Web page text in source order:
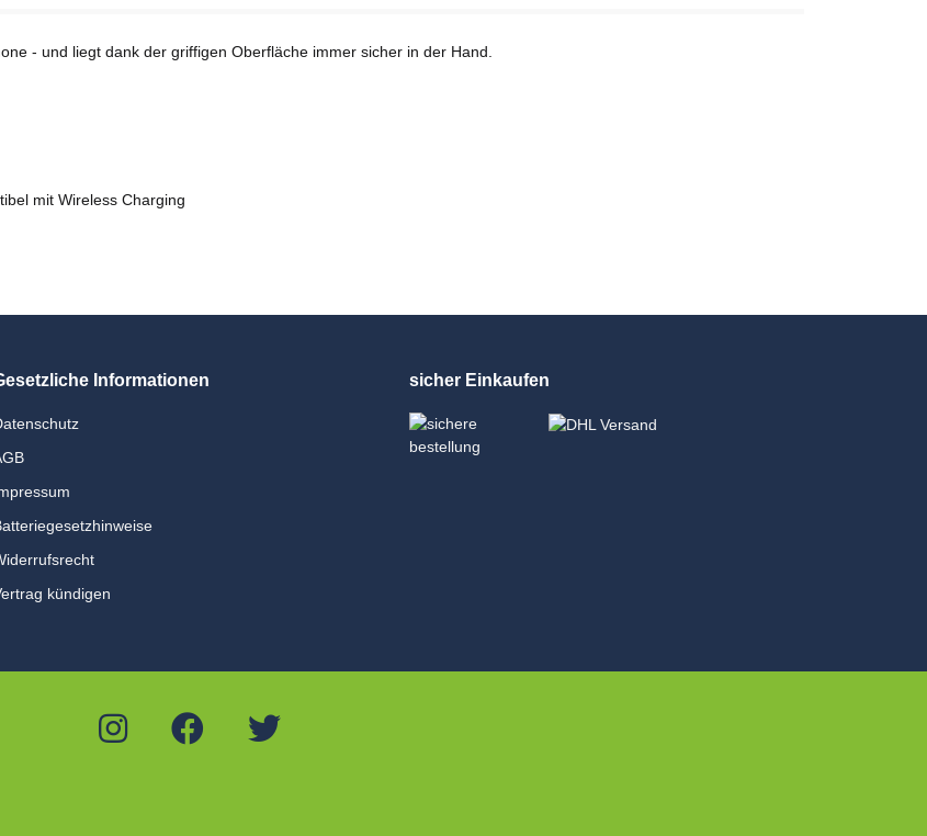
- und liegt dank der griffigen Oberfläche immer sicher in der Hand.
mit Wireless Charging
Informationen
kündigen
sicher Einkaufen